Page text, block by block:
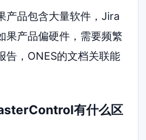
产品包含大量软件，Jira
果产品偏硬件，需要频繁
告，ONES的文档关联能
有什么区